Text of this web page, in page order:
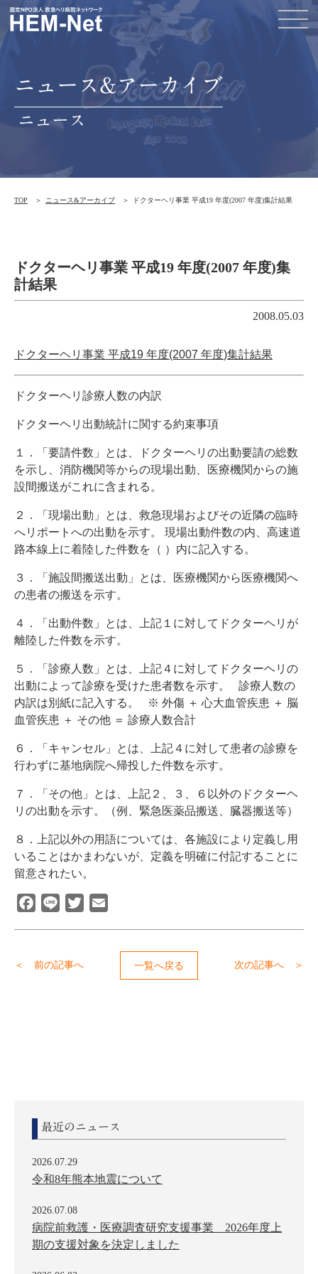
ニュース&アーカイブ
ニュース
TOP ニュース&アーカイブ ドクターヘリ事業 平成19 年度(2007 年度)集計結果
ドクターヘリ事業 平成19 年度(2007 年度)集
計結果
2008.05.03
ドクターヘリ事業 平成19 年度(2007 年度)集計結果
ドクターヘリ診療人数の内訳
ドクターヘリ出動統計に関する約束事項
１．「要請件数」とは、ドクターヘリの出動要請の総数
を示し、消防機関等からの現場出動、医療機関からの施
設間搬送がこれに含まれる。
２．「現場出動」とは、救急現場およびその近隣の臨時
へリポートへの出動を示す。
現場出動件数の内、高速道
路本線上に着陸した件数を（ ）内に記入する。
３．「施設間搬送出動」とは、医療機関から医療機関へ
の患者の搬送を示す。
４．「出動件数」とは、上記１に対してドクターヘリが
離陸した件数を示す。
５．「診療人数」とは、上記４に対してドクターヘリの
出動によって診療を受けた患者数を示す。
診療人数の
内訳は別紙に記入する。
※ 外傷 ＋ 心大血管疾患 ＋ 脳
血管疾患 ＋ その他 ＝ 診療人数合計
６．「キャンセル」とは、上記４に対して患者の診療を
行わずに基地病院へ帰投した件数を示す。
７．「その他」とは、上記２、３、６以外のドクターヘ
リの出動を示す。（例、緊急医薬品搬送、臓器搬送等）
８．上記以外の用語については、各施設により定義し用
いることはかまわないが、定義を明確に付記することに
留意されたい。
Facebook
Line Twitter
＜ 前の記事へ 一覧へ戻る 次の記事へ ＞
最近のニュース
2026.07.29
令和8年熊本地震について
2026.07.08
病院前救護・医療調査研究支援事業 2026年度上
期の支援対象を決定しました